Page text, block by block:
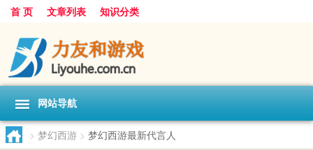
首 页 文章列表 知识分类
网站导航
> 梦幻西游 > 梦幻西游最新代言人